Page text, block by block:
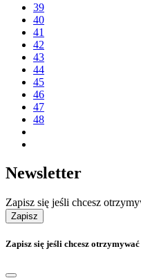
39
40
41
42
43
44
45
46
47
48
Newsletter
Zapisz się jeśli chcesz
Zapisz
Zapisz się jeśli chcesz